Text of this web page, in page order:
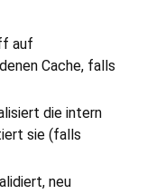
auf
Cache, falls
die intern
sie (falls
neu